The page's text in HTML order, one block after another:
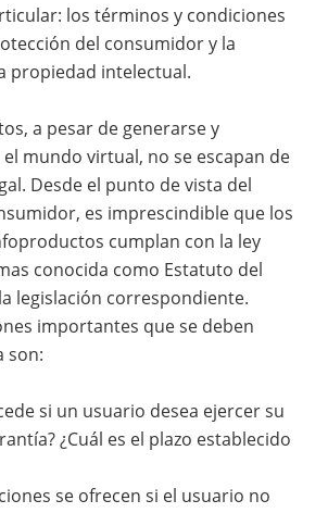
los términos y condiciones
del consumidor y la
propiedad intelectual.
a pesar de generarse y
mundo virtual, no se escapan de
Desde el punto de vista del
es imprescindible que los
cumplan con la ley
conocida como Estatuto del
legislación correspondiente.
importantes que se deben
son:
si un usuario desea ejercer su
¿Cuál es el plazo establecido
se ofrecen si el usuario no